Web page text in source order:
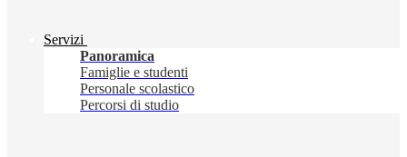
Servizi
Panoramica
Famiglie e studenti
Personale scolastico
Percorsi di studio